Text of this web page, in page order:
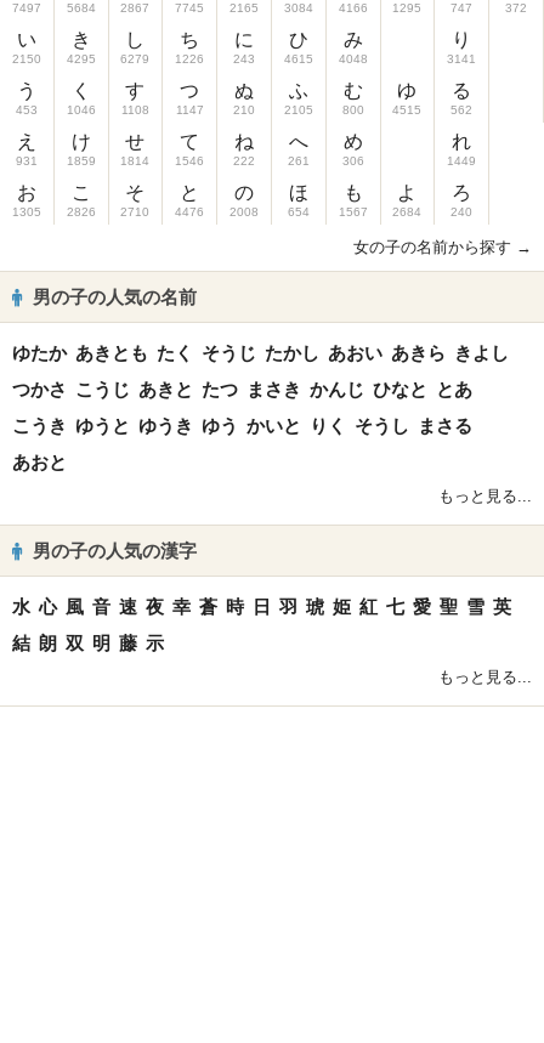
7497
い
2150
う
453
え
931
お
1305
5684
き
4295
く
1046
け
1859
こ
2826
2867
し
6279
す
1108
せ
1814
そ
2710
7745
ち
1226
つ
1147
て
1546
と
4476
2165
に
243
ぬ
210
ね
222
の
2008
3084
ひ
4615
ふ
2105
へ
261
ほ
654
4166
み
4048
む
800
め
306
も
1567
1295
ゆ
4515
よ
2684
747
り
3141
る
562
れ
1449
ろ
240
372
女の子の名前から探す →
男の子の人気の名前
ゆたか あきとも たく そうじ たかし あおい あきら きよし
つかさ こうじ あきと たつ まさき かんじ ひなと
とあ
こうき ゆうと ゆうき ゆう かいと りく そうし
まさる
あおと
もっと見る...
男の子の人気の漢字
水 心 風 音 速 夜 幸 蒼 時 日 羽 琥 姫 紅 七 愛 聖 雪 英
結 朗 双 明 藤 示
もっと見る...